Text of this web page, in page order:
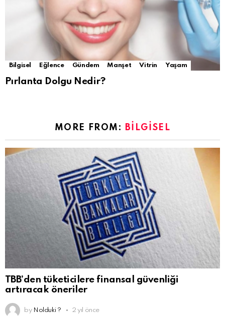
Bilgisel Eğlence Gündem Manşet Vitrin Yaşam
Pırlanta Dolgu Nedir?
MORE FROM: BILGISEL
TBB’den tüketicilere finansal güvenliği
artıracak öneriler
by Nolduki ? 2 yıl önce